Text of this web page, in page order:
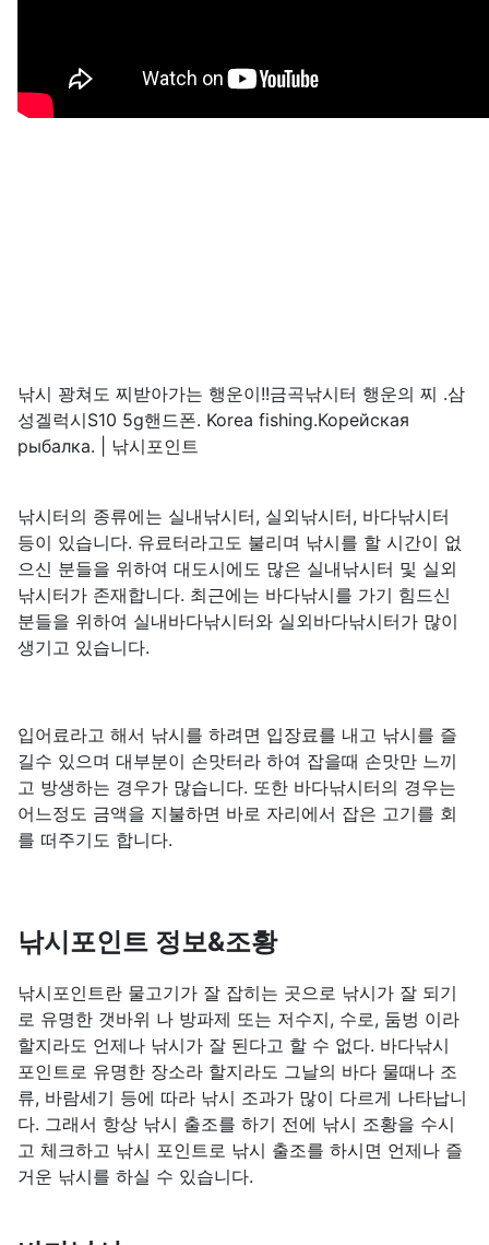
낚시 꽝쳐도 찌받아가는 행운이!!금곡낚시터 행운의 찌 .삼
성겔럭시S10 5g핸드폰. Korea fishing.Корейская
рыбалка. | 낚시포인트
낚시터의 종류에는 실내낚시터, 실외낚시터, 바다낚시터
등이 있습니다. 유료터라고도 불리며 낚시를 할 시간이 없
으신 분들을 위하여 대도시에도 많은 실내낚시터 및 실외
낚시터가 존재합니다. 최근에는 바다낚시를 가기 힘드신
분들을 위하여 실내바다낚시터와 실외바다낚시터가 많이
생기고 있습니다.
입어료라고 해서 낚시를 하려면 입장료를 내고 낚시를 즐
길수 있으며 대부분이 손맛터라 하여 잡을때 손맛만 느끼
고 방생하는 경우가 많습니다. 또한 바다낚시터의 경우는
어느정도 금액을 지불하면 바로 자리에서 잡은 고기를 회
를 떠주기도 합니다.
낚시포인트 정보&조황
낚시포인트란 물고기가 잘 잡히는 곳으로 낚시가 잘 되기
로 유명한 갯바위 나 방파제 또는 저수지, 수로, 둠벙 이라
할지라도 언제나 낚시가 잘 된다고 할 수 없다. 바다낚시
포인트로 유명한 장소라 할지라도 그날의 바다 물때나 조
류, 바람세기 등에 따라 낚시 조과가 많이 다르게 나타납니
다. 그래서 항상 낚시 출조를 하기 전에 낚시 조황을 수시
고 체크하고 낚시 포인트로 낚시 출조를 하시면 언제나 즐
거운 낚시를 하실 수 있습니다.